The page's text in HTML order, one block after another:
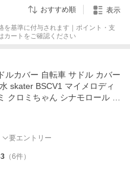
おすすめ順 表示
を基準に付与されます｜ポイント・支
カートをご確認ください
ルカバー 自転車 サドル カバー
skater BSCV1 マイメロディ
クロミちゃん シナモロール シ
要エントリー
（6件）